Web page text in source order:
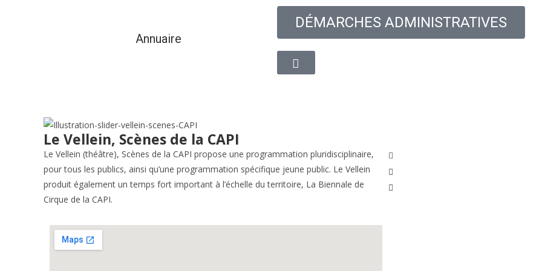
Annuaire
DÉMARCHES ADMINISTRATIVES
Le Vellein, Scènes de la CAPI
Le Vellein (théâtre), Scènes de la CAPI propose une programmation pluridisciplinaire,
pour tous les publics, ainsi qu’une programmation spécifique jeune public. Le Vellein
produit également un temps fort important à l’échelle du territoire, La Biennale de
Cirque de la CAPI.